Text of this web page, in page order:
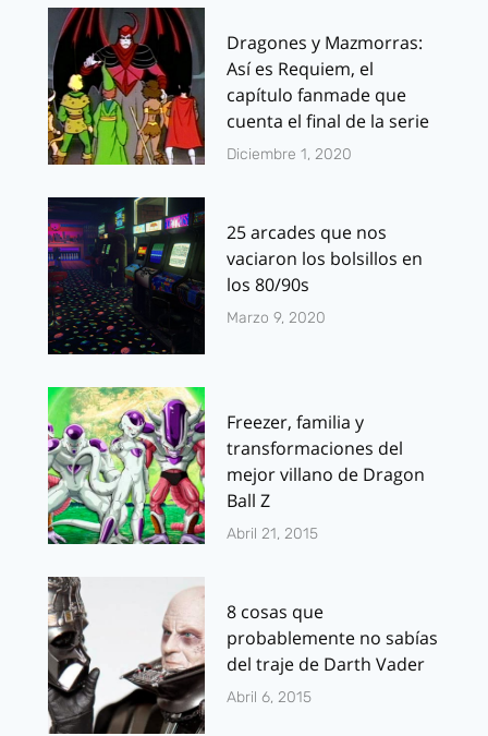
Dragones y Mazmorras:
Así es Requiem, el
capítulo fanmade que
cuenta el final de la serie
Diciembre 1, 2020
25 arcades que nos
vaciaron los bolsillos en
los 80/90s
Marzo 9, 2020
Freezer, familia y
transformaciones del
mejor villano de Dragon
Ball Z
Abril 21, 2015
8 cosas que
probablemente no sabías
del traje de Darth Vader
Abril 6, 2015